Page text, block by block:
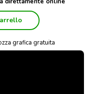
grafica gratuita